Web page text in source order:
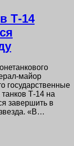
Т-14
майор
государственные
Т-14 на
завершить в
«В…